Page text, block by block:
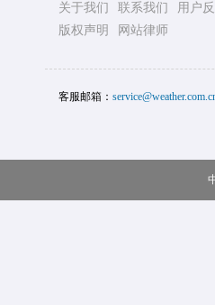
关于我们 联系我们
用户
版权声明
网站律师
客服邮箱：